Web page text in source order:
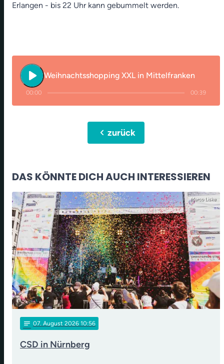
Erlangen - bis 22 Uhr kann gebummelt werden.
play_arrow Weihnachtsshopping XXL in Mittelfranken
00:00 00:39
chevron_leftzurück
DAS KÖNNTE DICH AUCH INTERESSIEREN
Marco Liske
notes 07. August 2026 10:56
CSD in Nürnberg